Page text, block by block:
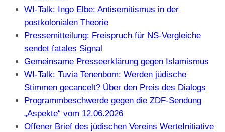
WI-Talk: Ingo Elbe: Antisemitismus in der
postkolonialen Theorie
Pressemitteilung: Freispruch für NS-Vergleiche
sendet fatales Signal
Gemeinsame Presseerklärung gegen Islamismus
WI-Talk: Tuvia Tenenbom: Werden jüdische
Stimmen gecancelt? Über den Preis des Dialogs
Programmbeschwerde gegen die ZDF-Sendung
„Aspekte“ vom 12.06.2026
Offener Brief des jüdischen Vereins WerteInitiative